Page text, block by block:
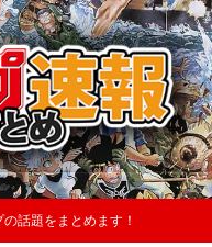
話題をまとめます！